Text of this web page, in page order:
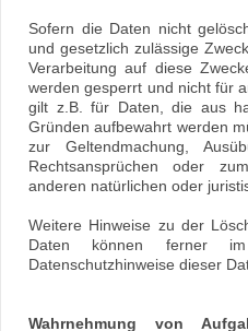
Sofern die Daten nicht
und gesetzlich zulässige
Verarbeitung auf diese
werden gesperrt und nicht für
gilt z.B. für Daten, die aus
Gründen aufbewahrt werden
zur Geltendmachung,
Rechtsansprüchen oder
anderen natürlichen oder
Weitere Hinweise zu der
Daten können ferner
Datenschutzhinweise dieser
Wahrnehmung von